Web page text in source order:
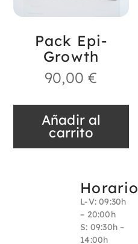
Pack Epi-
Growth
90,00€
Añadir al
carrito
Horario
L-V: 09:30h
– 20:00h
S: 09:30h –
14:00h